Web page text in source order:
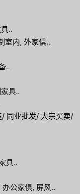
..
室内, 外家俱..
..
具..
同业批发/ 大宗买卖/
具..
公家俱, 屏风..